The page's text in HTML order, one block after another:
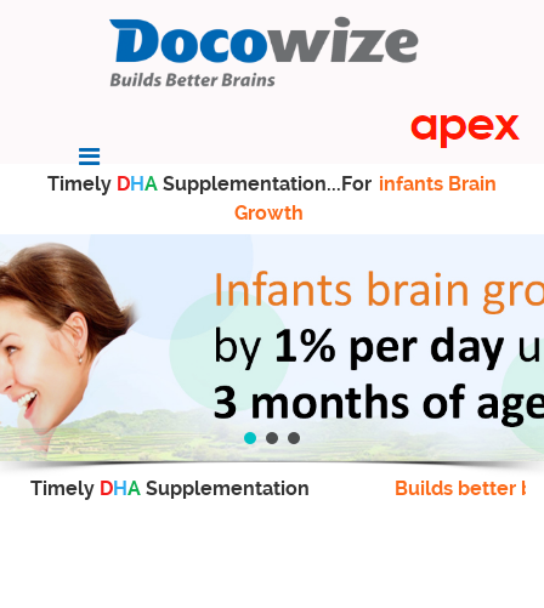
Timely DHA Supplementation...For infants Brain
Growth
Timely DHA Supplementation Builds better